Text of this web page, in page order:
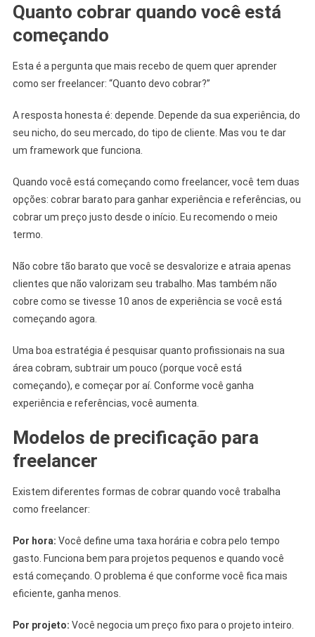
Quanto cobrar quando você está
começando
Esta é a pergunta que mais recebo de quem quer aprender
como ser freelancer: “Quanto devo cobrar?”
A resposta honesta é: depende. Depende da sua experiência, do
seu nicho, do seu mercado, do tipo de cliente. Mas vou te dar
um framework que funciona.
Quando você está começando como freelancer, você tem duas
opções: cobrar barato para ganhar experiência e referências, ou
cobrar um preço justo desde o início. Eu recomendo o meio
termo.
Não cobre tão barato que você se desvalorize e atraia apenas
clientes que não valorizam seu trabalho. Mas também não
cobre como se tivesse 10 anos de experiência se você está
começando agora.
Uma boa estratégia é pesquisar quanto profissionais na sua
área cobram, subtrair um pouco (porque você está
começando), e começar por aí. Conforme você ganha
experiência e referências, você aumenta.
Modelos de precificação para
freelancer
Existem diferentes formas de cobrar quando você trabalha
como freelancer:
Por hora: Você define uma taxa horária e cobra pelo tempo
gasto. Funciona bem para projetos pequenos e quando você
está começando. O problema é que conforme você fica mais
eficiente, ganha menos.
Por projeto: Você negocia um preço fixo para o projeto inteiro.